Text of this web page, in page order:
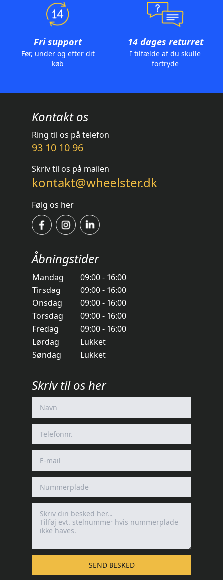
Fri support
Før, under og efter dit
køb
14 dages returret
I tilfælde af du skulle
fortryde
Kontakt os
Ring til os på telefon
93 10 10 96
Skriv til os på mailen
kontakt@wheelster.dk
Følg os her
Åbningstider
Mandag
09:00 - 16:00
Tirsdag
09:00 - 16:00
Onsdag
09:00 - 16:00
Torsdag
09:00 - 16:00
Fredag
09:00 - 16:00
Lørdag
Lukket
Søndag
Lukket
Skriv til os her
SEND BESKED